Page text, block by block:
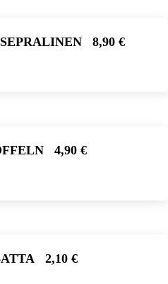
8,90 €
4,90 €
2,10 €